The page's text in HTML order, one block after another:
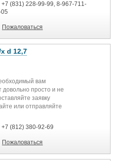
+7 (831) 228-99-99, 8-967-711-
Пожаловаться
d 12,7
вам
довольно просто и не
заявку
или отправляйте
доставки
выгодны и удобны
всегда
+7 (812) 380-92-69
Пожаловаться